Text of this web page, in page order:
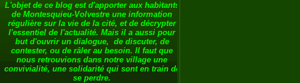
L'objet de ce blog est d'apporter aux habitants
de Montesquieu-Volvestre une information
régulière sur la vie de la cité, et de décrypter
l'essentiel de l'actualité. Mais il a aussi pour
but d'ouvrir un dialogue, de discuter, de
contester, ou de râler au besoin. Il faut que
nous retrouvions dans notre village une
convivialité, une solidarité qui sont en train de
se perdre.